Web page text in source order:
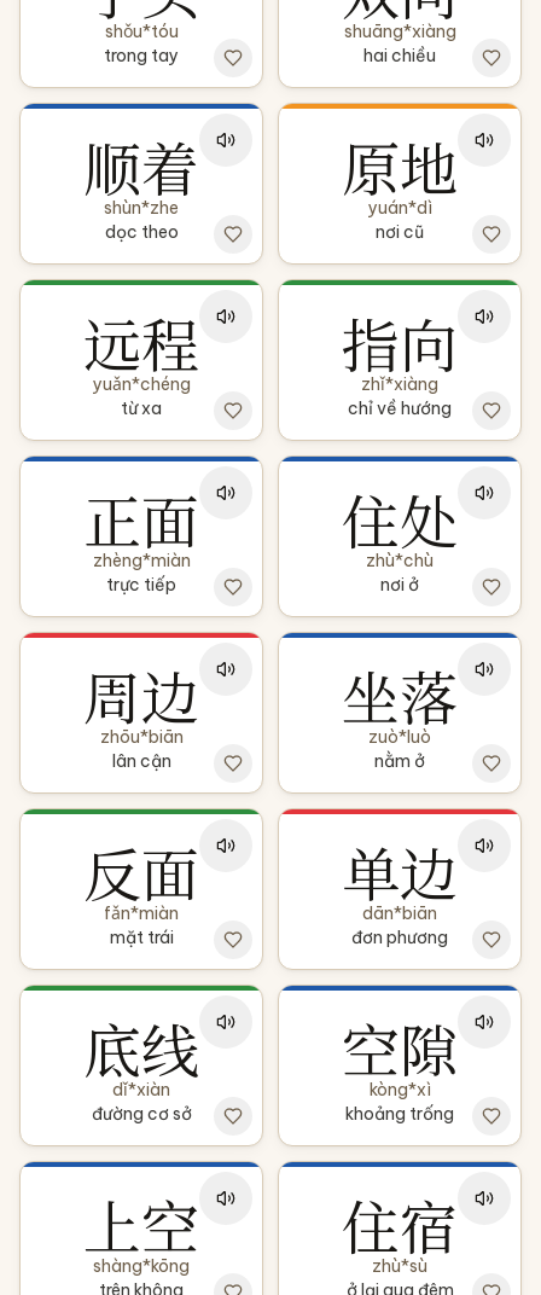
shǒu*tóu
trong tay
shuāng*xiàng
hai chiều
顺着
shùn*zhe
dọc theo
原地
yuán*dì
nơi cũ
远程
yuǎn*chéng
từ xa
指向
zhǐ*xiàng
chỉ về hướng
正面
zhèng*miàn
trực tiếp
住处
zhù*chù
nơi ở
周边
zhōu*biān
lân cận
坐落
zuò*luò
nằm ở
反面
fǎn*miàn
mặt trái
单边
dān*biān
đơn phương
底线
dǐ*xiàn
đường cơ sở
空隙
kòng*xì
khoảng trống
上空
shàng*kōng
trên không
住宿
zhù*sù
ở lại qua đêm